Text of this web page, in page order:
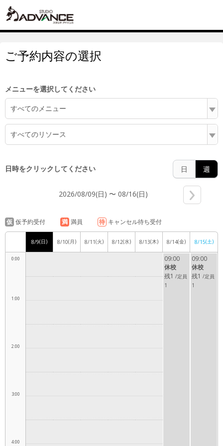
ご予約内容の選択
メニューを選択してください
すべてのメニュー
すべてのリソース
日時をクリックしてください 日 週
2026/08/09(日) 〜 08/16(日)
仮 仮予約受付 満 満員 待 キャンセル待ち受付
8/9(日) 8/10(月) 8/11(火) 8/12(水) 8/13(木) 8/14(金) 8/15(土)
0:00
1:00
2:00
3:00
4:00
09:00
休校
残1 /定員
1
09:00
休校
残1 /定員
1